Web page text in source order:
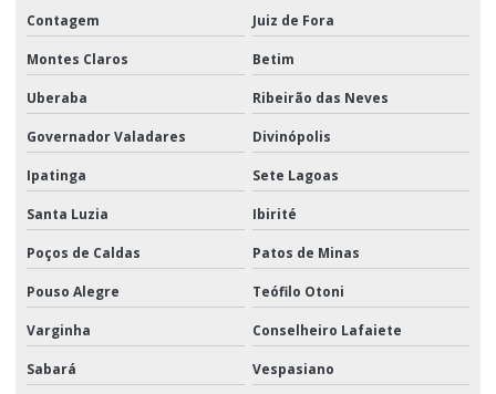
Contagem Juiz de Fora
Montes Claros Betim
Uberaba Ribeirão das Neves
Governador Valadares Divinópolis
Ipatinga Sete Lagoas
Santa Luzia Ibirité
Poços de Caldas Patos de Minas
Pouso Alegre Teófilo Otoni
Varginha Conselheiro Lafaiete
Sabará Vespasiano